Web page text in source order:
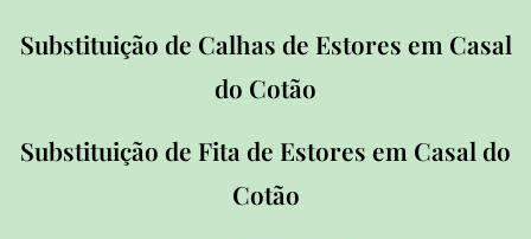
Substituição de Calhas de Estores em Casal
do Cotão
Substituição de Fita de Estores em Casal do
Cotão